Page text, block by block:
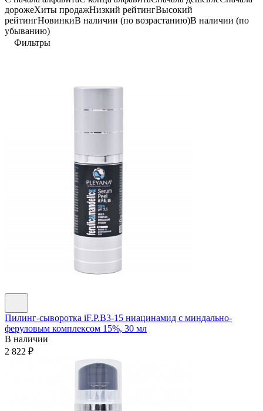
дорожеХиты продажНизкий рейтингВысокий
рейтингНовинкиВ наличии (по возрастанию)В наличии (по
убыванию)
Фильтры
Пилинг-сыворотка iF.P.B3-15 ниацинамид с миндально-
феруловым комплексом 15%, 30 мл
В наличии
2 822 ₽